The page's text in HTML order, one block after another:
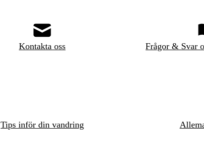
Kontakta oss Frågor & Svar
Tips inför din vandring